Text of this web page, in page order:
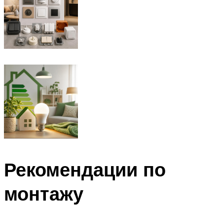
Рекомендации по
монтажу